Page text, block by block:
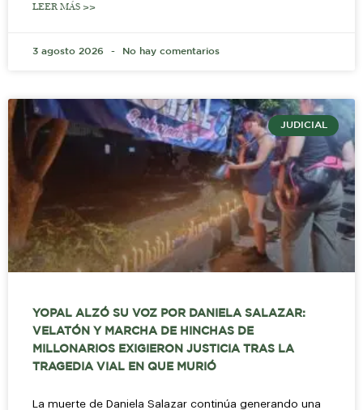
LEER MÁS >>
3 agosto 2026 No hay comentarios
JUDICIAL
YOPAL ALZÓ SU VOZ POR DANIELA SALAZAR:
VELATÓN Y MARCHA DE HINCHAS DE
MILLONARIOS EXIGIERON JUSTICIA TRAS LA
TRAGEDIA VIAL EN QUE MURIÓ
La muerte de Daniela Salazar continúa generando una